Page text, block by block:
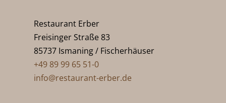
Restaurant Erber
Freisinger Straße 83
85737 Ismaning / Fischerhäuser
+49 89 99 65 51-0
info@restaurant-erber.de